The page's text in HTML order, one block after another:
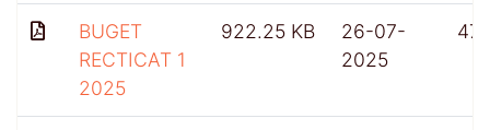
BUGET
RECTICAT 1
2025
922.25 KB
26-07-
2025
477